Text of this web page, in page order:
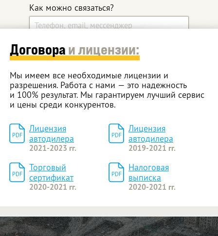
Как можно связаться?
Какой автомобиль ищите?
Дополнительные комментарии
Оставить заявку
Договораи лицензии:
Мы имеем все необходимые лицензии и
разрешения. Работа с нами — это надежность
и 100% результат. Мы гарантируем лучший сервис
и цены среди конкурентов.
PDF
Лицензия
автодилера
2021-2023 гг.
PDF
Лицензия
автодилера
2019-2021 гг.
PDF
Торговый
сертификат
2020-2021 гг.
PDF
Налоговая
выписка
2020-2021 гг.